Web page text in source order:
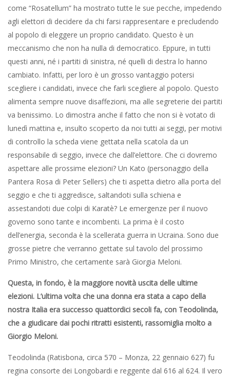
come “Rosatellum” ha mostrato tutte le sue pecche, impedendo
agli elettori di decidere da chi farsi rappresentare e precludendo
al popolo di eleggere un proprio candidato. Questo è un
meccanismo che non ha nulla di democratico. Eppure, in tutti
questi anni, né i partiti di sinistra, né quelli di destra lo hanno
cambiato. Infatti, per loro è un grosso vantaggio potersi
scegliere i candidati, invece che farli scegliere al popolo. Questo
alimenta sempre nuove disaffezioni, ma alle segreterie dei partiti
va benissimo. Lo dimostra anche il fatto che non si è votato di
lunedì mattina e, insulto scoperto da noi tutti ai seggi, per motivi
di controllo la scheda viene gettata nella scatola da un
responsabile di seggio, invece che dall’elettore. Che ci dovremo
aspettare alle prossime elezioni? Un Kato (personaggio della
Pantera Rosa di Peter Sellers) che ti aspetta dietro alla porta del
seggio e che ti aggredisce, saltandoti sulla schiena e
assestandoti due colpi di Karatè? Le emergenze per il nuovo
governo sono tante e incombenti. La prima è il costo
dell’energia, seconda è la scellerata guerra in Ucraina. Sono due
grosse pietre che verranno gettate sul tavolo del prossimo
Primo Ministro, che certamente sarà Giorgia Meloni.
Questa, in fondo, è la maggiore novità uscita delle ultime
elezioni. L’ultima volta che una donna era stata a capo della
nostra Italia era successo quattordici secoli fa, con Teodolinda,
che a giudicare dai pochi ritratti esistenti, rassomiglia molto a
Giorgio Meloni.
Teodolinda (Ratisbona, circa 570 – Monza, 22 gennaio 627) fu
regina consorte dei Longobardi e reggente dal 616 al 624. Il vero